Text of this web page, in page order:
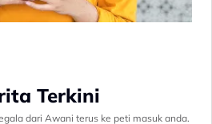
Terkini
dari Awani terus ke peti masuk anda.